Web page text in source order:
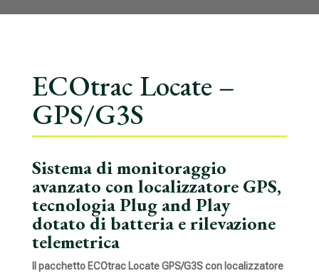
ECOtrac Locate –
GPS/G3S
Sistema di monitoraggio
avanzato con localizzatore GPS,
tecnologia Plug and Play
dotato di batteria e rilevazione
telemetrica
Il pacchetto ECOtrac Locate GPS/G3S con localizzatore